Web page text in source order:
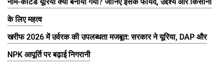
नीम-कोटेड यूरिया क्यों बनाया गया? जानिए इसके फायदे, उद्देश्य और किसानों
के लिए महत्व
खरीफ 2026 में उर्वरक की उपलब्धता मजबूत: सरकार ने यूरिया, DAP और
NPK आपूर्ति पर बढ़ाई निगरानी